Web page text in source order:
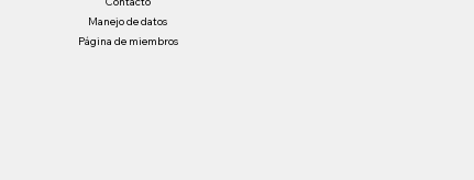
Manejo de datos
Página de miembros